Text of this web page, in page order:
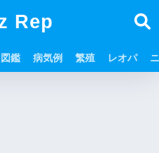
Rep
鑑 病気例 繁殖 レオパ